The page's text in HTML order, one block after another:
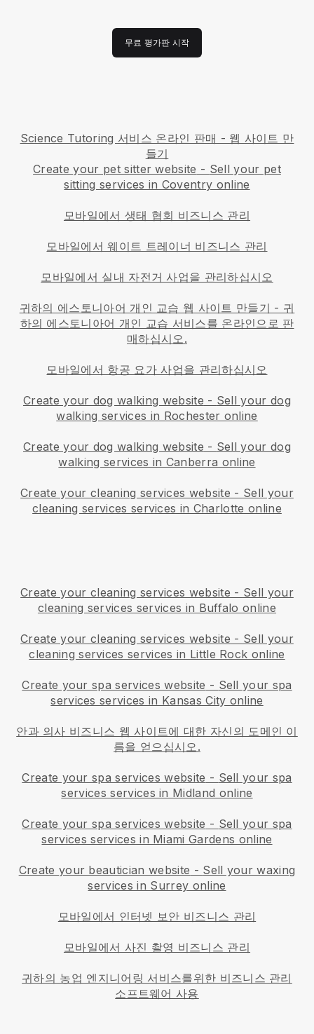
무료 평가판 시작
Science Tutoring 서비스 온라인 판매 - 웹 사이트 만
들기
Create your pet sitter website - Sell your pet
sitting services in Coventry online
모바일에서 생태 협회 비즈니스 관리
모바일에서 웨이트 트레이너 비즈니스 관리
모바일에서 실내 자전거 사업을 관리하십시오
귀하의 에스토니아어 개인 교습 웹 사이트 만들기 - 귀
하의 에스토니아어 개인 교습 서비스를 온라인으로 판
매하십시오.
모바일에서 항공 요가 사업을 관리하십시오
Create your dog walking website - Sell your dog
walking services in Rochester online
Create your dog walking website - Sell your dog
walking services in Canberra online
Create your cleaning services website - Sell your
cleaning services services in Charlotte online
Create your cleaning services website - Sell your
cleaning services services in Buffalo online
Create your cleaning services website - Sell your
cleaning services services in Little Rock online
Create your spa services website - Sell your spa
services services in Kansas City online
안과 의사 비즈니스 웹 사이트에 대한 자신의 도메인 이
름을 얻으십시오.
Create your spa services website - Sell your spa
services services in Midland online
Create your spa services website - Sell your spa
services services in Miami Gardens online
Create your beautician website - Sell your waxing
services in Surrey online
모바일에서 인터넷 보안 비즈니스 관리
모바일에서 사진 촬영 비즈니스 관리
귀하의 농업 엔지니어링 서비스를위한 비즈니스 관리
소프트웨어 사용